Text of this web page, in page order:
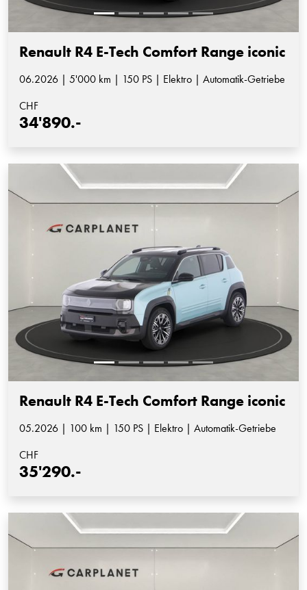
Renault R4 E-Tech Comfort Range iconic
06.2026 | 5'000 km | 150 PS | Elektro | Automatik-Getriebe
CHF
34'890.-
Renault R4 E-Tech Comfort Range iconic
05.2026 | 100 km | 150 PS | Elektro | Automatik-Getriebe
CHF
35'290.-